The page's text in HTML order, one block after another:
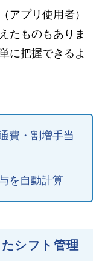
アプリ使用者）
たものもありま
に把握できるよ
費・割増手当
を自動計算
シフト管理